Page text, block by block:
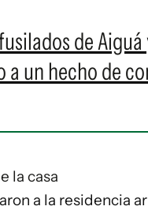
de
un hecho de
la casa
a la residencia